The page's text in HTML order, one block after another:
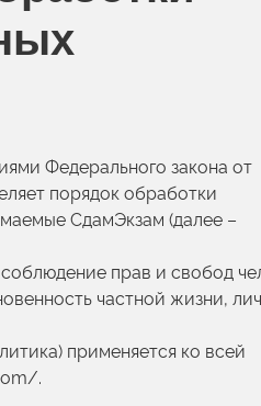
Федерального закона от
порядок обработки
СдамЭкзам (далее –
прав и свобод
частной жизни,
применяется ко всей
.